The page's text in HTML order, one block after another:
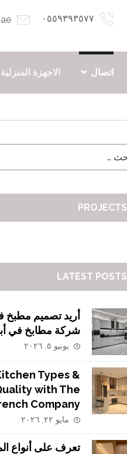
٠٥٥٩٣٩٣٥٧٧
اتصال الاجهزة المنزلية
PROJECTS
LATEST POSTS
أريد تصميم
شركة مطابخ في
يونيو ٥, ٢٠٢٦
Types &
with The
Company
مايو ٢٢, ٢٠٢٦
تعرف على أنواع